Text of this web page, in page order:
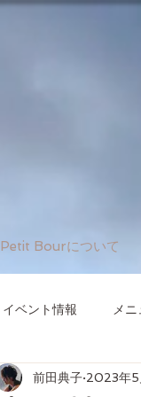
Petit Bourについて
イベント情報 メ
前田典子 2023年5